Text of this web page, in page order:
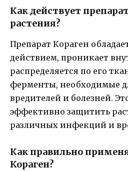
Как действует
растения?
Препарат Кораген
действием, проникает
распределяется по его
ферменты, необходимые
вредителей и болезней.
эффективно защитить
различных инфекций и
Как правильно
Кораген?